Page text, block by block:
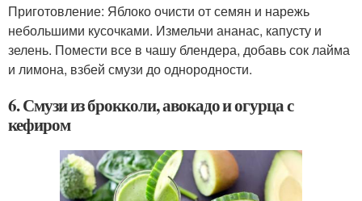
Приготовление: Яблоко очисти от семян и нарежь
небольшими кусочками. Измельчи ананас, капусту и
зелень. Помести все в чашу блендера, добавь сок лайма
и лимона, взбей смузи до однородности.
6. Смузи из брокколи, авокадо и огурца с
кефиром